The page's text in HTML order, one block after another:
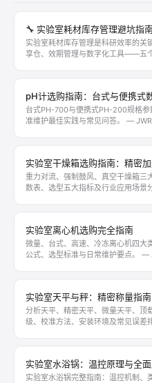
🔧 实验室耗材库存管理避坑指
实验室耗材库存管理是科研效率的关
享仓、效期管理与数字化工具——五
pH计选购指南：台式与便携式
台式PH-700与便携式PH-200规格
准维护最佳实践与常见问答。 —
实验室干燥箱选购指南：精密
重力对流、强制鼓风、真空干燥箱三
数表、选型五大指标及行业应用场景
实验室离心机选购完全指南
微量、台式、高速、冷冻离心机四大
公式、选型标准与日常维护要点。 —
实验室天平与秤：精密称量指南
分析天平、精密天平、微量天平、顶
级、校准方法、安装环境及常见误差
实验室水浴锅：温控原理与全
实验室水浴锅完整指南：温控机制、